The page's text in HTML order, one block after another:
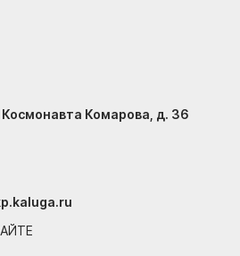
Космонавта Комарова, д. 36